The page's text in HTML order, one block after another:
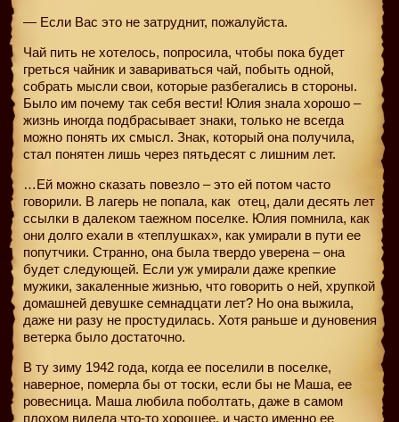
— Если Вас это не затруднит, пожалуйста.
Чай пить не хотелось, попросила, чтобы пока будет
греться чайник и завариваться чай, побыть одной,
собрать мысли свои, которые разбегались в стороны.
Было им почему так себя вести! Юлия знала хорошо –
жизнь иногда подбрасывает знаки, только не всегда
можно понять их смысл. Знак, который она получила,
стал понятен лишь через пятьдесят с лишним лет.
…Ей можно сказать повезло – это ей потом часто
говорили. В лагерь не попала, как отец, дали десять лет
ссылки в далеком таежном поселке. Юлия помнила, как
они долго ехали в «теплушках», как умирали в пути ее
попутчики. Странно, она была твердо уверена – она
будет следующей. Если уж умирали даже крепкие
мужики, закаленные жизнью, что говорить о ней, хрупкой
домашней девушке семнадцати лет? Но она выжила,
даже ни разу не простудилась. Хотя раньше и дуновения
ветерка было достаточно.
В ту зиму 1942 года, когда ее поселили в поселке,
наверное, померла бы от тоски, если бы не Маша, ее
ровесница. Маша любила поболтать, даже в самом
плохом видела что-то хорошее, и часто именно ее